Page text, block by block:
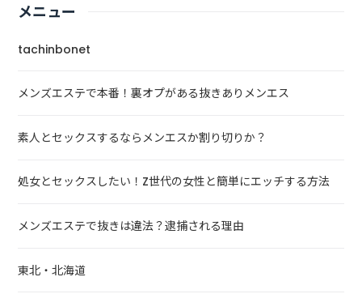
メニュー
tachinbonet
メンズエステで本番！裏オプがある抜きありメンエス
素人とセックスするならメンエスか割り切りか？
処女とセックスしたい！Z世代の女性と簡単にエッチする方法
メンズエステで抜きは違法？逮捕される理由
東北・北海道